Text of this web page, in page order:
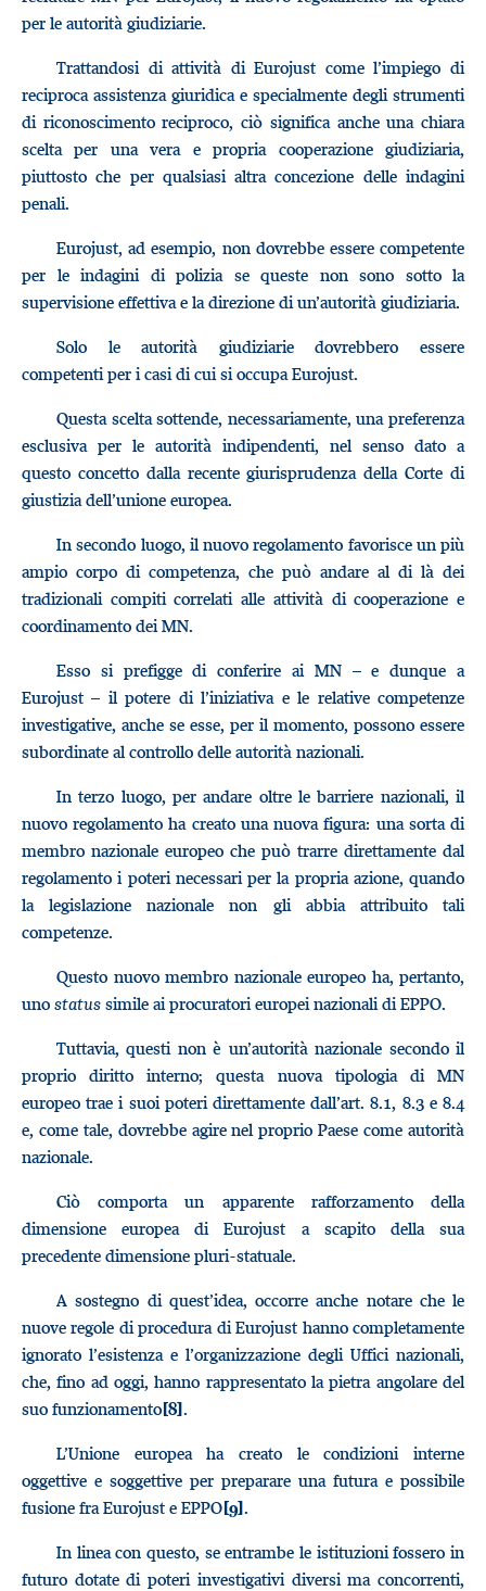
per le autorità giudiziarie.
Trattandosi di attività di Eurojust come l’impiego di
reciproca assistenza giuridica e specialmente degli strumenti
di riconoscimento reciproco, ciò significa anche una chiara
scelta per una vera e propria cooperazione giudiziaria,
piuttosto che per qualsiasi altra concezione delle indagini
penali.
Eurojust, ad esempio, non dovrebbe essere competente
per le indagini di polizia se queste non sono sotto la
supervisione effettiva e la direzione di un’autorità giudiziaria.
Solo le autorità giudiziarie dovrebbero essere
competenti per i casi di cui si occupa Eurojust.
Questa scelta sottende, necessariamente, una preferenza
esclusiva per le autorità indipendenti, nel senso dato a
questo concetto dalla recente giurisprudenza della Corte di
giustizia dell’unione europea.
In secondo luogo, il nuovo regolamento favorisce un più
ampio corpo di competenza, che può andare al di là dei
tradizionali compiti correlati alle attività di cooperazione e
coordinamento dei MN.
Esso si prefigge di conferire ai MN – e dunque a
Eurojust – il potere di l’iniziativa e le relative competenze
investigative, anche se esse, per il momento, possono essere
subordinate al controllo delle autorità nazionali.
In terzo luogo, per andare oltre le barriere nazionali, il
nuovo regolamento ha creato una nuova figura: una sorta di
membro nazionale europeo che può trarre direttamente dal
regolamento i poteri necessari per la propria azione, quando
la legislazione nazionale non gli abbia attribuito tali
competenze.
Questo nuovo membro nazionale europeo ha, pertanto,
uno status simile ai procuratori europei nazionali di EPPO.
Tuttavia, questi non è un’autorità nazionale secondo il
proprio diritto interno; questa nuova tipologia di MN
europeo trae i suoi poteri direttamente dall’art. 8.1, 8.3 e 8.4
e, come tale, dovrebbe agire nel proprio Paese come autorità
nazionale.
Ciò comporta un apparente rafforzamento della
dimensione europea di Eurojust a scapito della sua
precedente dimensione pluri-statuale.
A sostegno di quest’idea, occorre anche notare che le
nuove regole di procedura di Eurojust hanno completamente
ignorato l’esistenza e l’organizzazione degli Uffici nazionali,
che, fino ad oggi, hanno rappresentato la pietra angolare del
suo funzionamento[8].
L’Unione europea ha creato le condizioni interne
oggettive e soggettive per preparare una futura e possibile
fusione fra Eurojust e EPPO[9].
In linea con questo, se entrambe le istituzioni fossero in
futuro dotate di poteri investigativi diversi ma concorrenti,